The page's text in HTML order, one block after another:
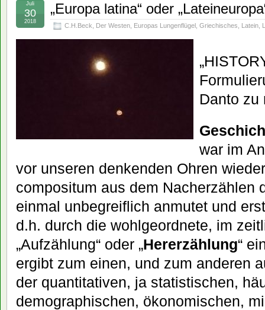
„Europa latina“ oder
C.H.Beck Der Westen Europas Lungenflügel Griechisches Latein
Juli
30
2018
Danto zu
war im
vor unseren denkenden Ohren
compositum aus dem Nacherzählen
einmal unbegreiflich anmutet und
d.h. durch die wohlgeordnete, im
„Aufzählung“ oder „Hererzählung“
ergibt zum einen, und zum anderen
der quantitativen, ja statistischen,
demographischen, ökonomischen,